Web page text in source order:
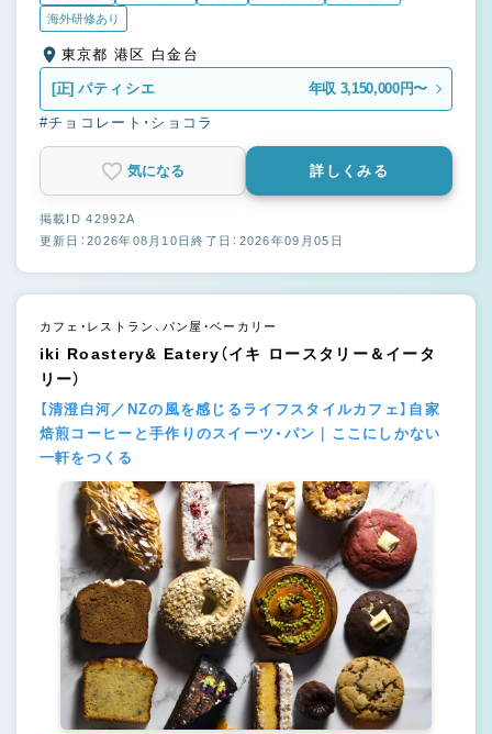
海外研修あり
東京都 港区 白金台
[正] パティシエ 年収 3,150,000円〜
#チョコレート・ショコラ
気になる 詳しくみる
掲載ID 42992A
更新日：2026年08月10日終了日：2026年09月05日
カフェ・レストラン、パン屋・ベーカリー
iki Roastery& Eatery（イキ ロースタリー＆イータ
リー）
【清澄白河／NZの風を感じるライフスタイルカフェ】自家
焙煎コーヒーと手作りのスイーツ・パン｜ここにしかない
一軒をつくる